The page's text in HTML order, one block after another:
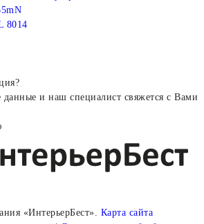
8014
данные и наш специалист свяжется с Вами
«ИнтерьерБест». Карта сайта